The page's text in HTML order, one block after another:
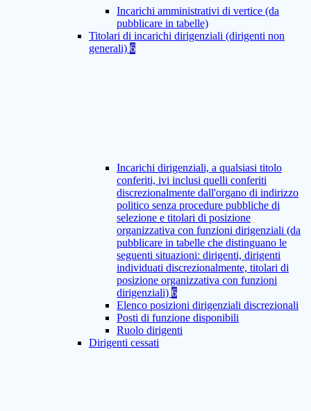
Incarichi amministrativi di vertice (da
pubblicare in tabelle)
Titolari di incarichi dirigenziali (dirigenti non
generali) 6
Incarichi dirigenziali, a qualsiasi titolo
conferiti, ivi inclusi quelli conferiti
discrezionalmente dall'organo di indirizzo
politico senza procedure pubbliche di
selezione e titolari di posizione
organizzativa con funzioni dirigenziali (da
pubblicare in tabelle che distinguano le
seguenti situazioni: dirigenti, dirigenti
individuati discrezionalmente, titolari di
posizione organizzativa con funzioni
dirigenziali) 6
Elenco posizioni dirigenziali discrezionali
Posti di funzione disponibili
Ruolo dirigenti
Dirigenti cessati